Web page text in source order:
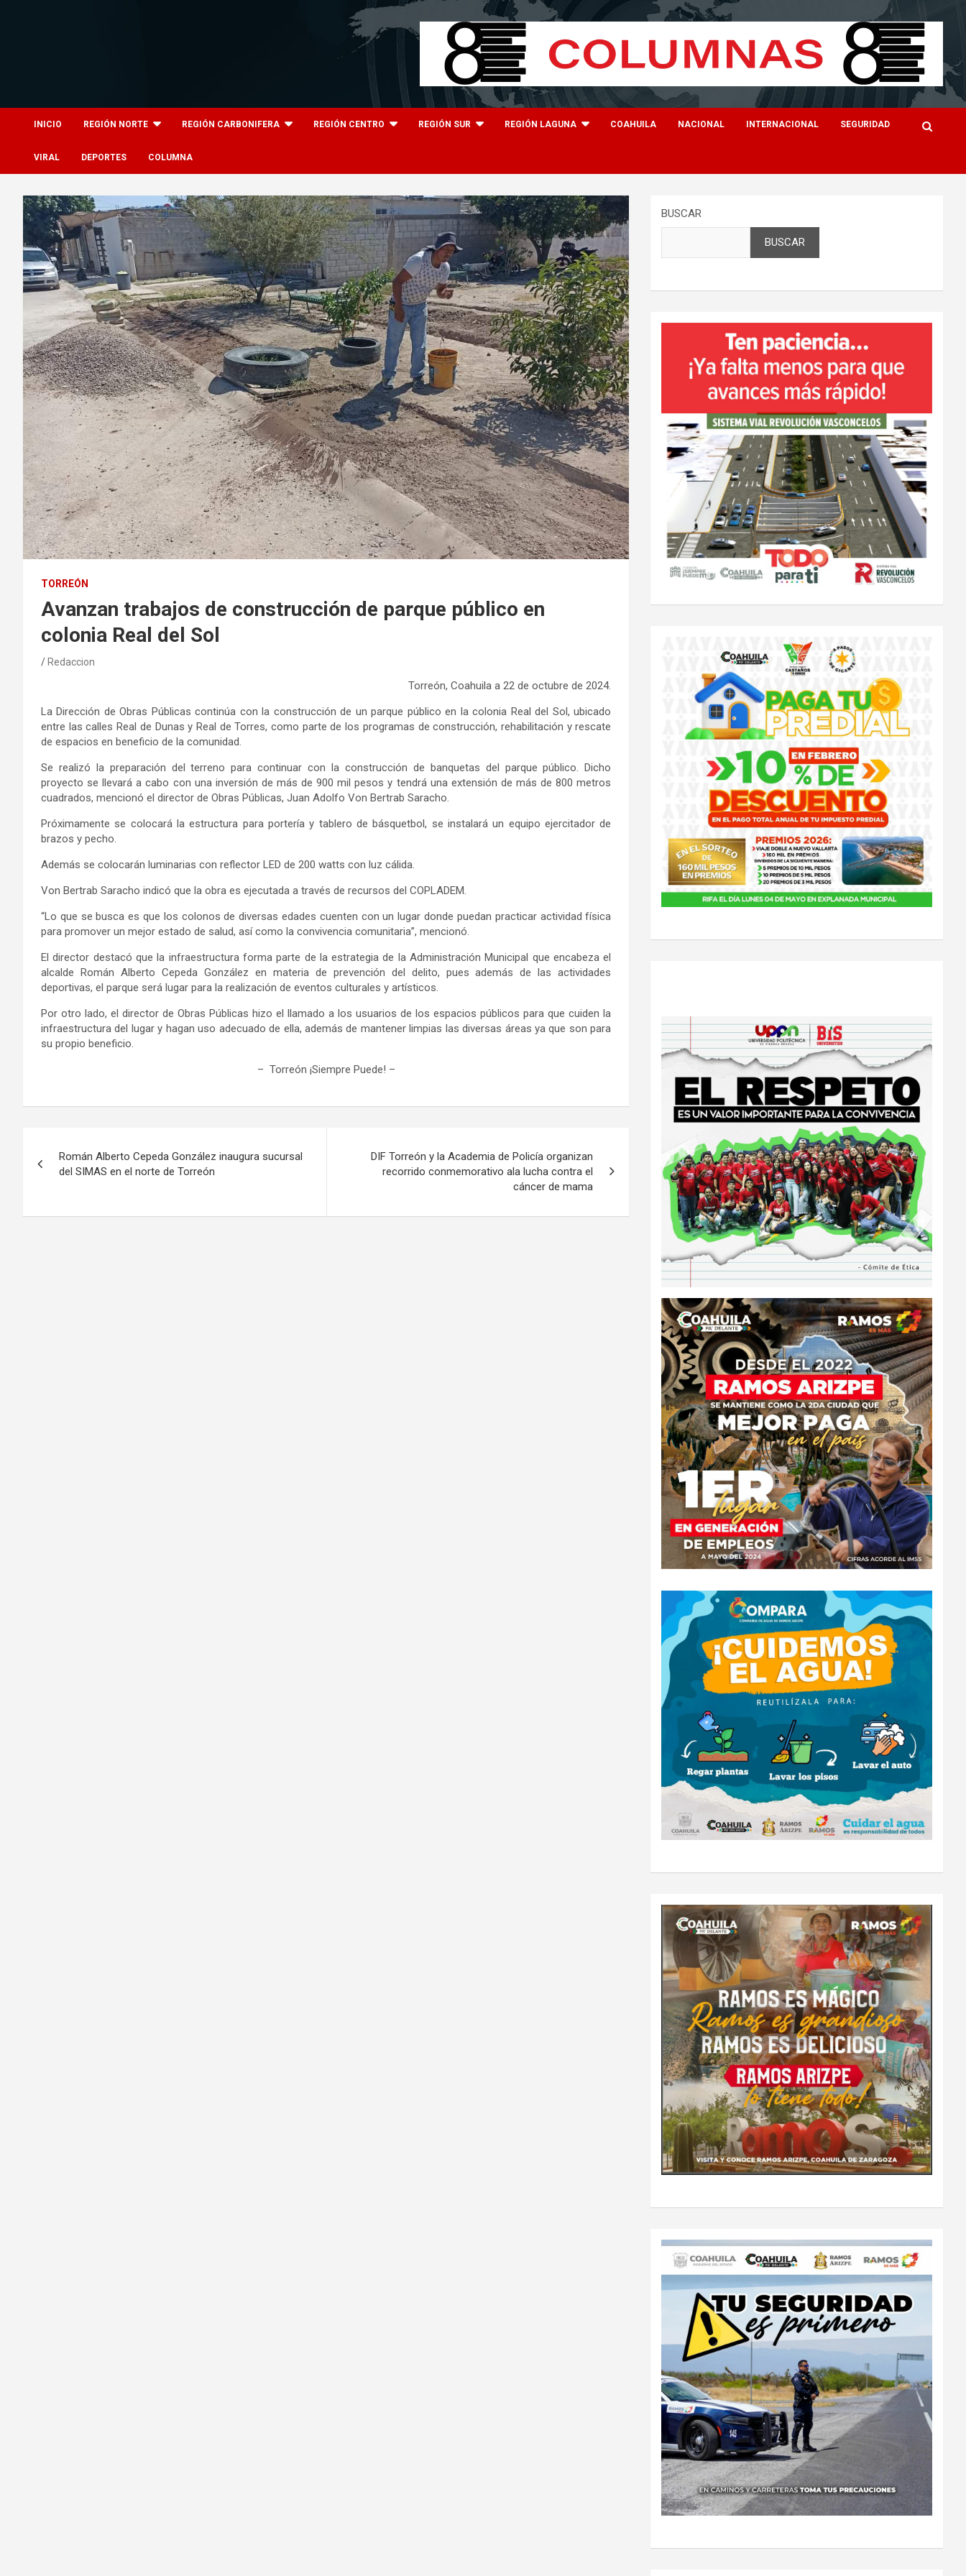
INICIO REGIÓN NORTE REGIÓN CARBONIFERA REGIÓN CENTRO REGIÓN SUR REGIÓN LAGUNA COAHUILA NACIONAL INTERNACIONAL SEGURIDAD
VIRAL DEPORTES COLUMNA
TORREÓN
Avanzan trabajos de construcción de parque público en
colonia Real del Sol
Redaccion
Torreón, Coahuila a 22 de octubre de 2024.
La Dirección de Obras Públicas continúa con la construcción de un parque público en la colonia Real del Sol, ubicado
entre las calles Real de Dunas y Real de Torres, como parte de los programas de construcción, rehabilitación y rescate
de espacios en beneficio de la comunidad.
Se realizó la preparación del terreno para continuar con la construcción de banquetas del parque público. Dicho
proyecto se llevará a cabo con una inversión de más de 900 mil pesos y tendrá una extensión de más de 800 metros
cuadrados, mencionó el director de Obras Públicas, Juan Adolfo Von Bertrab Saracho.
Próximamente se colocará la estructura para portería y tablero de básquetbol, se instalará un equipo ejercitador de
brazos y pecho.
Además se colocarán luminarias con reflector LED de 200 watts con luz cálida.
Von Bertrab Saracho indicó que la obra es ejecutada a través de recursos del COPLADEM.
“Lo que se busca es que los colonos de diversas edades cuenten con un lugar donde puedan practicar actividad física
para promover un mejor estado de salud, así como la convivencia comunitaria”, mencionó.
El director destacó que la infraestructura forma parte de la estrategia de la Administración Municipal que encabeza el
alcalde Román Alberto Cepeda González en materia de prevención del delito, pues además de las actividades
deportivas, el parque será lugar para la realización de eventos culturales y artísticos.
Por otro lado, el director de Obras Públicas hizo el llamado a los usuarios de los espacios públicos para que cuiden la
infraestructura del lugar y hagan uso adecuado de ella, además de mantener limpias las diversas áreas ya que son para
su propio beneficio.
– Torreón ¡Siempre Puede! –
de
Román Alberto Cepeda González inaugura sucursal
del SIMAS en el norte de Torreón
DIF Torreón y la Academia de Policía organizan
recorrido conmemorativo ala lucha contra el
cáncer de mama
BUSCAR
BUSCAR